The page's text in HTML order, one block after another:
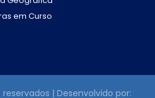
em Curso
reservados | Desenvolvido por: